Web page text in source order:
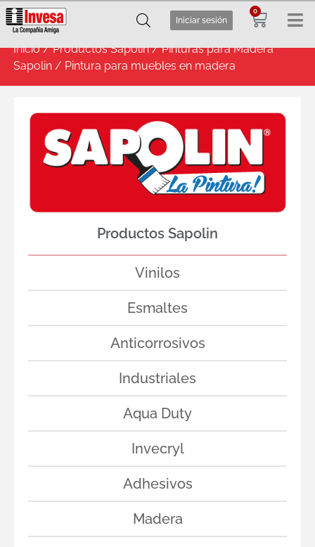
Iniciar sesión
0
Inicio/Productos Sapolin/Pinturas para Madera
Sapolin / Pintura para muebles en madera
Productos Sapolin
Vinilos
Esmaltes
Anticorrosivos
Industriales
Aqua Duty
Invecryl
Adhesivos
Madera